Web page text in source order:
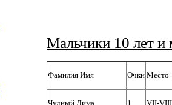
Мальчики 10 лет
Фамилия Имя Очки Место
Чудный Дима 1 VII-VIII